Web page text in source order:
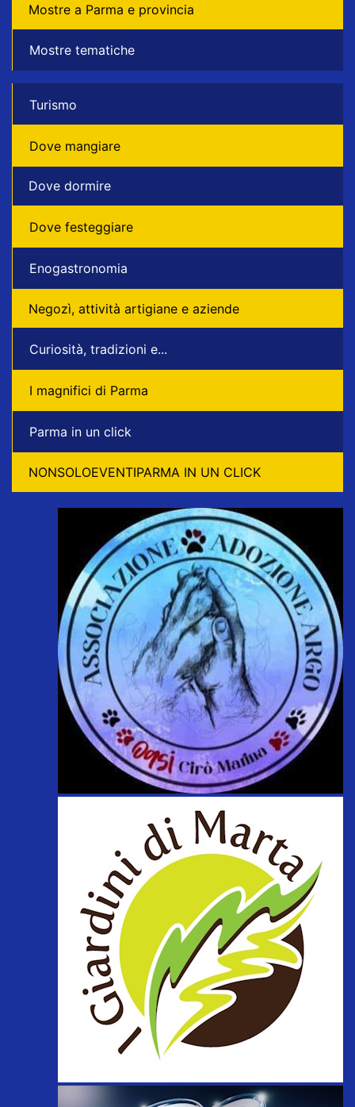
Mostre a Parma e provincia
Mostre tematiche
Turismo
Dove mangiare
Dove dormire
Dove festeggiare
Enogastronomia
Negozì, attività artigiane e aziende
Curiosità, tradizioni e...
I magnifici di Parma
Parma in un click
NONSOLOEVENTIPARMA IN UN CLICK